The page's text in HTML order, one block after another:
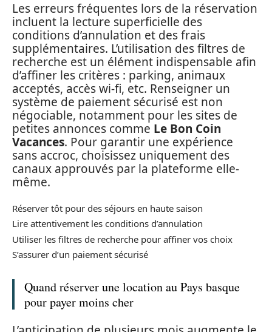
Les erreurs fréquentes lors de la réservation
incluent la lecture superficielle des
conditions d’annulation et des frais
supplémentaires. L’utilisation des filtres de
recherche est un élément indispensable afin
d’affiner les critères : parking, animaux
acceptés, accès wi-fi, etc. Renseigner un
système de paiement sécurisé est non
négociable, notamment pour les sites de
petites annonces comme Le Bon Coin
Vacances. Pour garantir une expérience
sans accroc, choisissez uniquement des
canaux approuvés par la plateforme elle-
même.
Réserver tôt pour des séjours en haute saison
Lire attentivement les conditions d’annulation
Utiliser les filtres de recherche pour affiner vos choix
S’assurer d’un paiement sécurisé
Quand réserver une location au Pays basque
pour payer moins cher